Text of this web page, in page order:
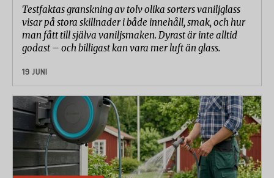
Testfaktas granskning av tolv olika sorters vaniljglass
visar på stora skillnader i både innehåll, smak, och hur
man fått till själva vaniljsmaken. Dyrast är inte alltid
godast – och billigast kan vara mer luft än glass.
19 JUNI